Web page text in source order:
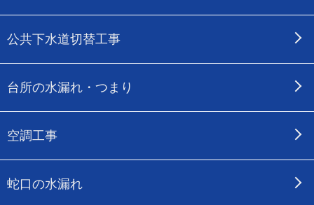
公共下水道切替工事
台所の水漏れ・つまり
空調工事
蛇口の水漏れ